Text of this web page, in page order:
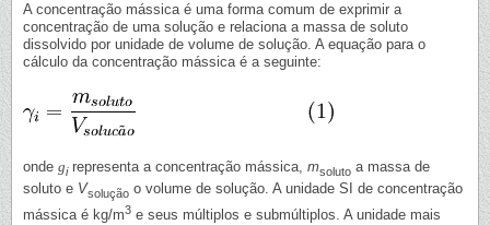
A concentração mássica é uma forma comum de exprimir a
concentração de uma solução e relaciona a massa de soluto
dissolvido por unidade de volume de solução. A equação para o
cálculo da concentração mássica é a seguinte:
onde girepresenta a concentração mássica, msoluto a massa de
soluto e Vsolução o volume de solução. A unidade SI de concentração
mássica é kg/m3 e seus múltiplos e submúltiplos. A unidade mais